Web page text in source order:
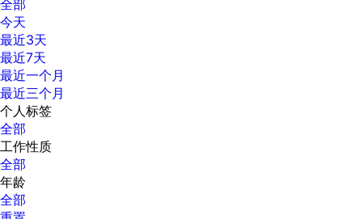
全部
今天
最近3天
最近7天
最近一个月
最近三个月
个人标签
全部
工作性质
全部
年龄
全部